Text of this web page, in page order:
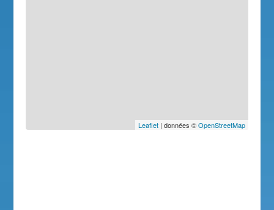
Leaflet| données ©OpenStreetMap